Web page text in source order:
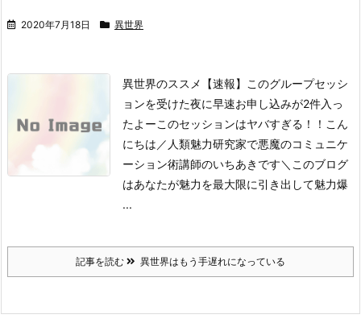
2020年7月18日 異世界
異世界のススメ【速報】このグループセッシ
ョンを受けた夜に早速お申し込みが2件入っ
たよーこのセッションはヤバすぎる！！こん
にちは／人類魅力研究家で悪魔のコミュニケ
ーション術講師のいちあきです＼このブログ
はあなたが魅力を最大限に引き出して魅力爆
...
記事を読む 異世界はもう手遅れになっている